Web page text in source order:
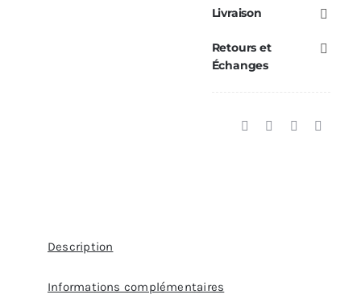
430mm
Livraison
Retours et
Échanges
Description
Informations complémentaires